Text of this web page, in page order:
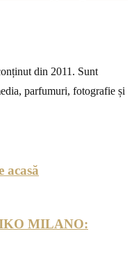
din 2011. Sunt
parfumuri, fotografie și
acasă
MILANO: